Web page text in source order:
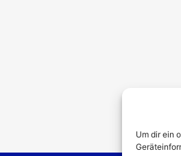
Um dir ein